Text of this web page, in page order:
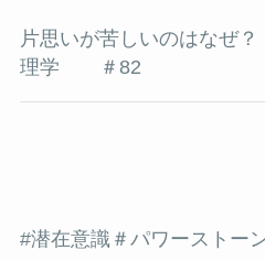
片思いが苦しいのはなぜ
理学 ＃82
#潜在意識 ＃パワーストー